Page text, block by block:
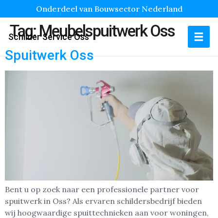
Onderdeel van Bouwsector Nederland
Schilder Service Oss
Tag:Meubelspuitwerk Oss
Spuitwerk Oss
Bent u op zoek naar een professionele partner voor
spuitwerk in Oss? Als ervaren schildersbedrijf bieden
wij hoogwaardige spuittechnieken aan voor woningen,